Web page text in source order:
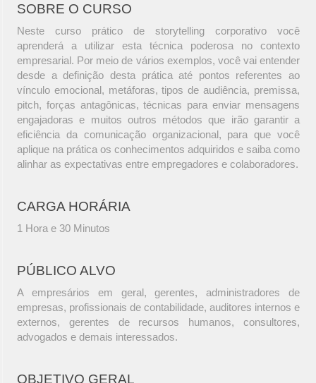
SOBRE O CURSO
Neste curso prático de storytelling corporativo você
aprenderá a utilizar esta técnica poderosa no contexto
empresarial. Por meio de vários exemplos, você vai entender
desde a definição desta prática até pontos referentes ao
vínculo emocional, metáforas, tipos de audiência, premissa,
pitch, forças antagônicas, técnicas para enviar mensagens
engajadoras e muitos outros métodos que irão garantir a
eficiência da comunicação organizacional, para que você
aplique na prática os conhecimentos adquiridos e saiba como
alinhar as expectativas entre empregadores e colaboradores.
CARGA HORÁRIA
1 Hora e 30 Minutos
PÚBLICO ALVO
A empresários em geral, gerentes, administradores de
empresas, profissionais de contabilidade, auditores internos e
externos, gerentes de recursos humanos, consultores,
advogados e demais interessados.
OBJETIVO GERAL